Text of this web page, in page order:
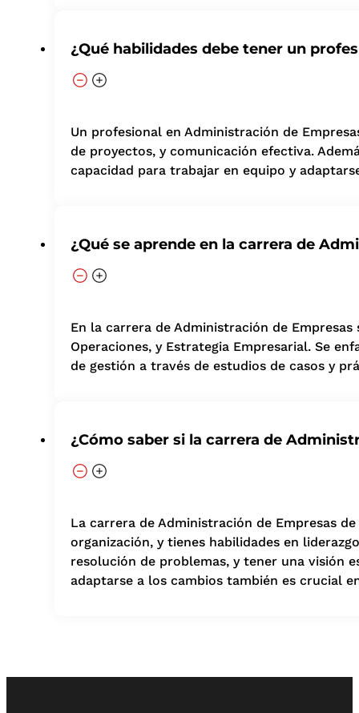
¿Qué habilidades debe tener un
Un profesional en Administración de
de proyectos, y comunicación efectiva.
capacidad para trabajar en equipo y
¿Qué se aprende en la carrera de
En la carrera de Administración de
Operaciones, y Estrategia Empresarial. Se
de gestión a través de estudios de casos y
¿Cómo saber si la carrera de
La carrera de Administración de Empresas
organización, y tienes habilidades en
resolución de problemas, y tener una visión
adaptarse a los cambios también es crucial